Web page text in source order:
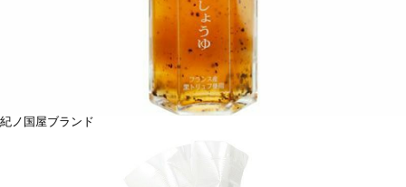
紀ノ国屋ブランド